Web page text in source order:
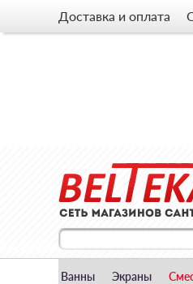
Доставка и оплата
Ванны Экраны